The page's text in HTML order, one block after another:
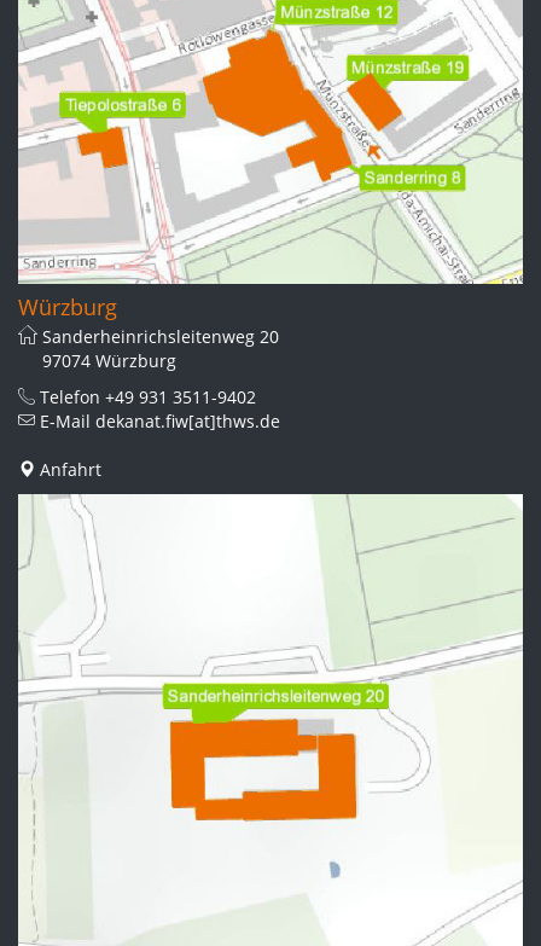
Würzburg
Sanderheinrichsleitenweg 20
97074 Würzburg
Telefon +49 931 3511-9402
E-Mail dekanat.fiw[at]thws.de
Anfahrt